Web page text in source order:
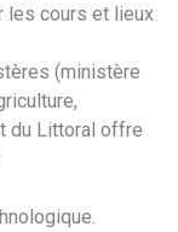
les cours et lieux
(ministère
du Littoral offre